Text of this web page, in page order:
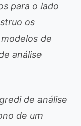
para o lado
os
de
análise
de análise
de um